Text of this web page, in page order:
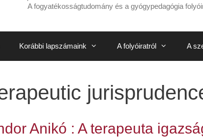
A fogyatékosságtudomány és a gyógypedagógia
Korábbi lapszámaink A folyóiratról A
Anikó : A terapeuta